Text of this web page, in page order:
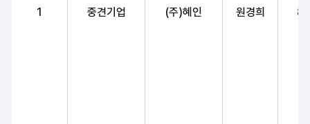
1 중견기업 (주)혜인 원경희 8